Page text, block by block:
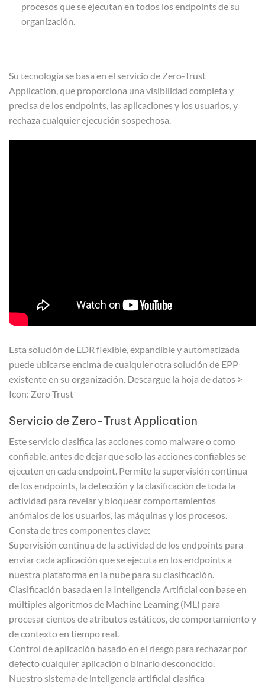
procesos que se ejecutan en todos los endpoints de su
organización.
Su tecnología se basa en el servicio de Zero-Trust
Application, que proporciona una visibilidad completa y
precisa de los endpoints, las aplicaciones y los usuarios, y
rechaza cualquier ejecución sospechosa.
Esta solución de EDR flexible, expandible y automatizada
puede ubicarse encima de cualquier otra solución de EPP
existente en su organización. Descargue la hoja de datos >
Icon: Zero Trust
Servicio de Zero-Trust Application
Este servicio clasifica las acciones como malware o como
confiable, antes de dejar que solo las acciones confiables se
ejecuten en cada endpoint. Permite la supervisión continua
de los endpoints, la detección y la clasificación de toda la
actividad para revelar y bloquear comportamientos
anómalos de los usuarios, las máquinas y los procesos.
Consta de tres componentes clave:
Supervisión continua de la actividad de los endpoints para
enviar cada aplicación que se ejecuta en los endpoints a
nuestra plataforma en la nube para su clasificación.
Clasificación basada en la Inteligencia Artificial con base en
múltiples algoritmos de Machine Learning (ML) para
procesar cientos de atributos estáticos, de comportamiento y
de contexto en tiempo real.
Control de aplicación basado en el riesgo para rechazar por
defecto cualquier aplicación o binario desconocido.
Nuestro sistema de inteligencia artificial clasifica